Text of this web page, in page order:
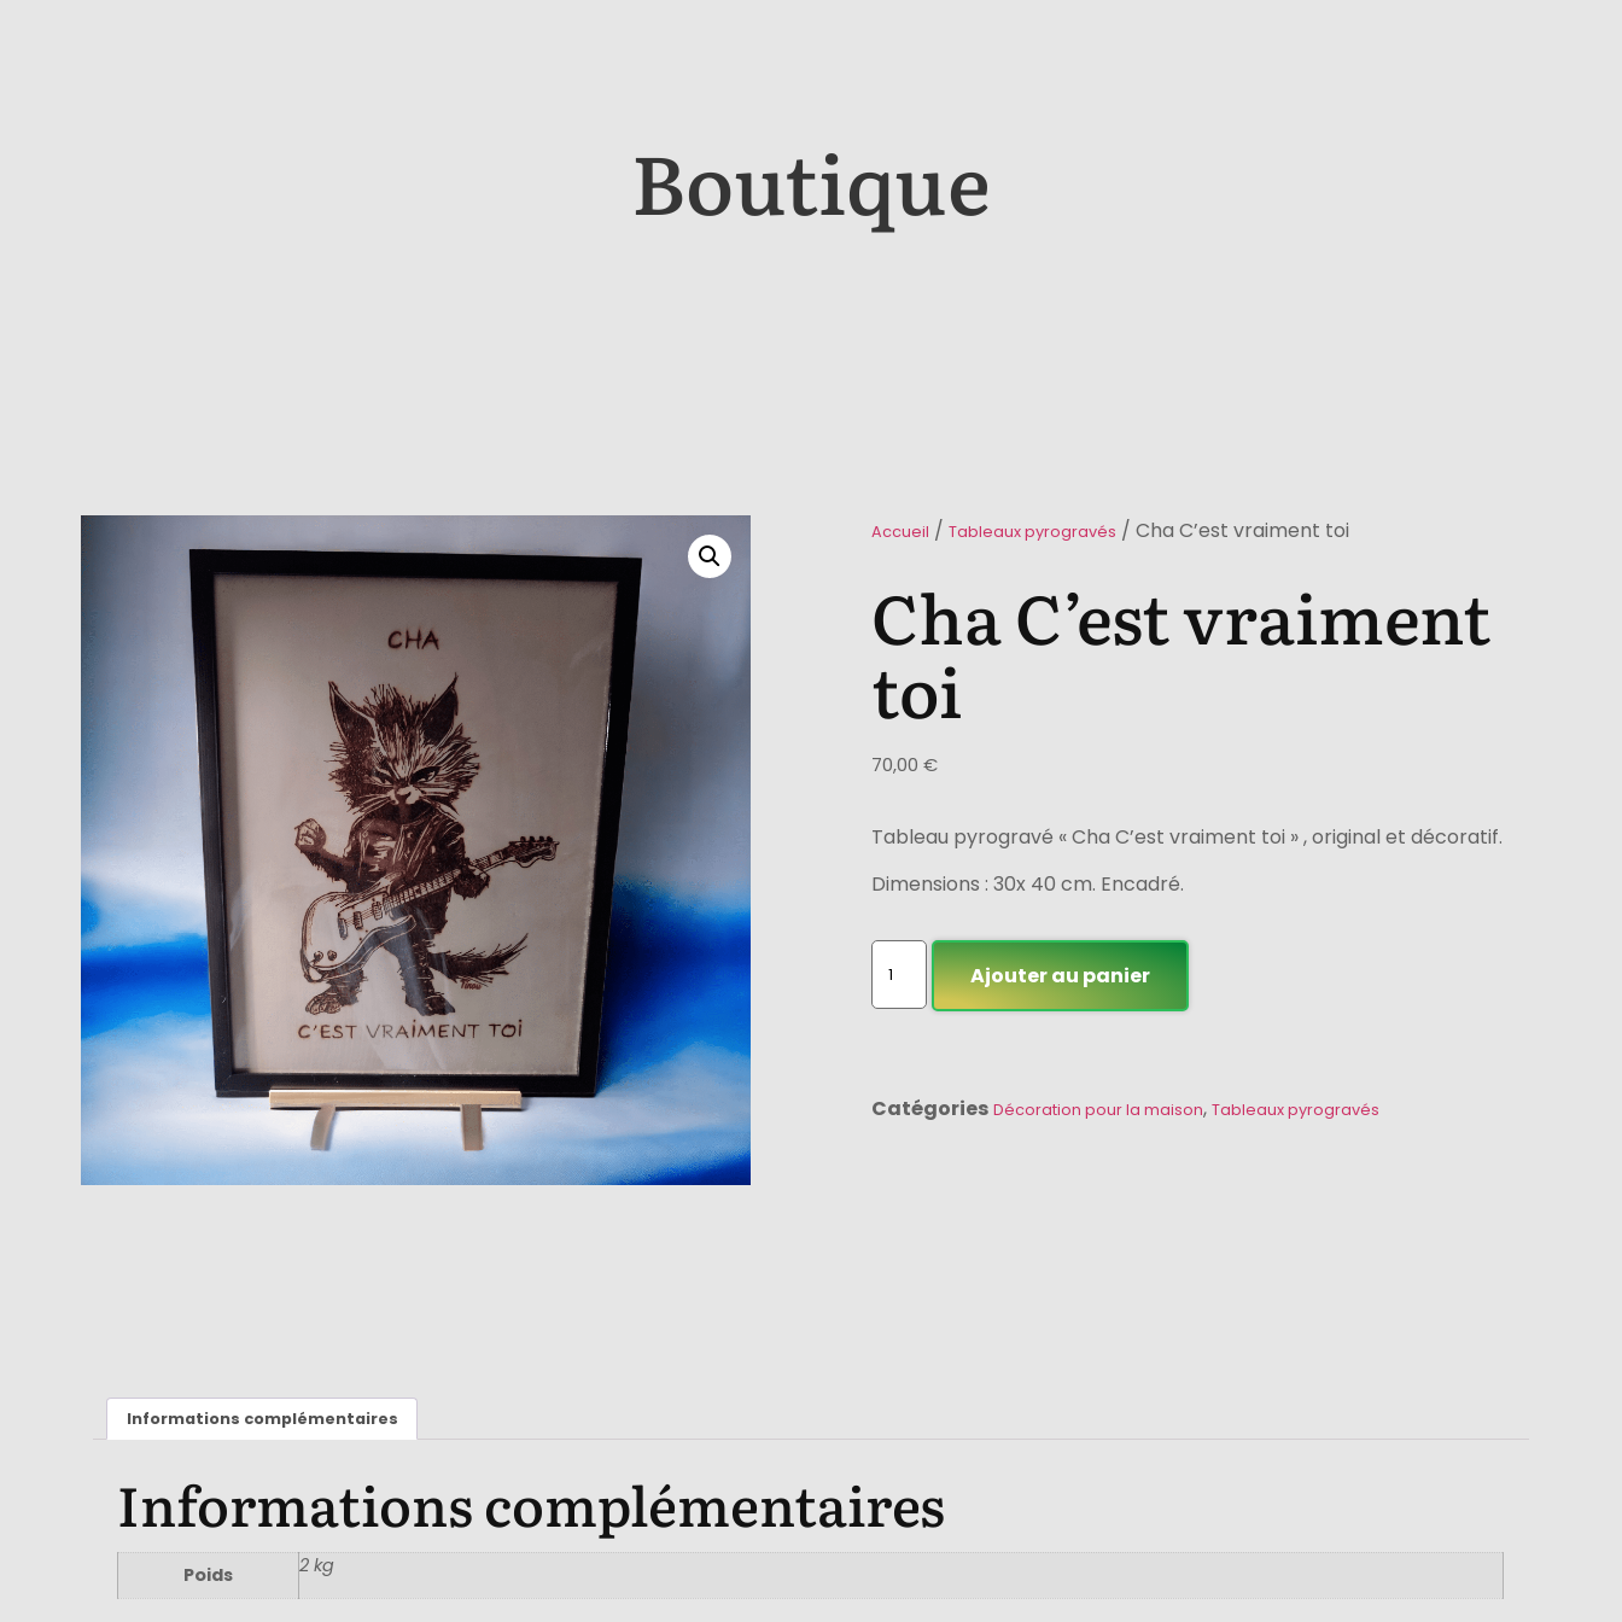
Boutique
Accueil / Tableaux pyrogravés / Cha C’est vraiment toi
Cha C’est vraiment
toi
70,00 €
Tableau pyrogravé « Cha C’est vraiment toi » , original et décoratif.
Dimensions : 30x 40 cm. Encadré.
Ajouter au panier
Catégories Décoration pour la maison, Tableaux pyrogravés
Informations complémentaires
Informations complémentaires
Poids 2 kg